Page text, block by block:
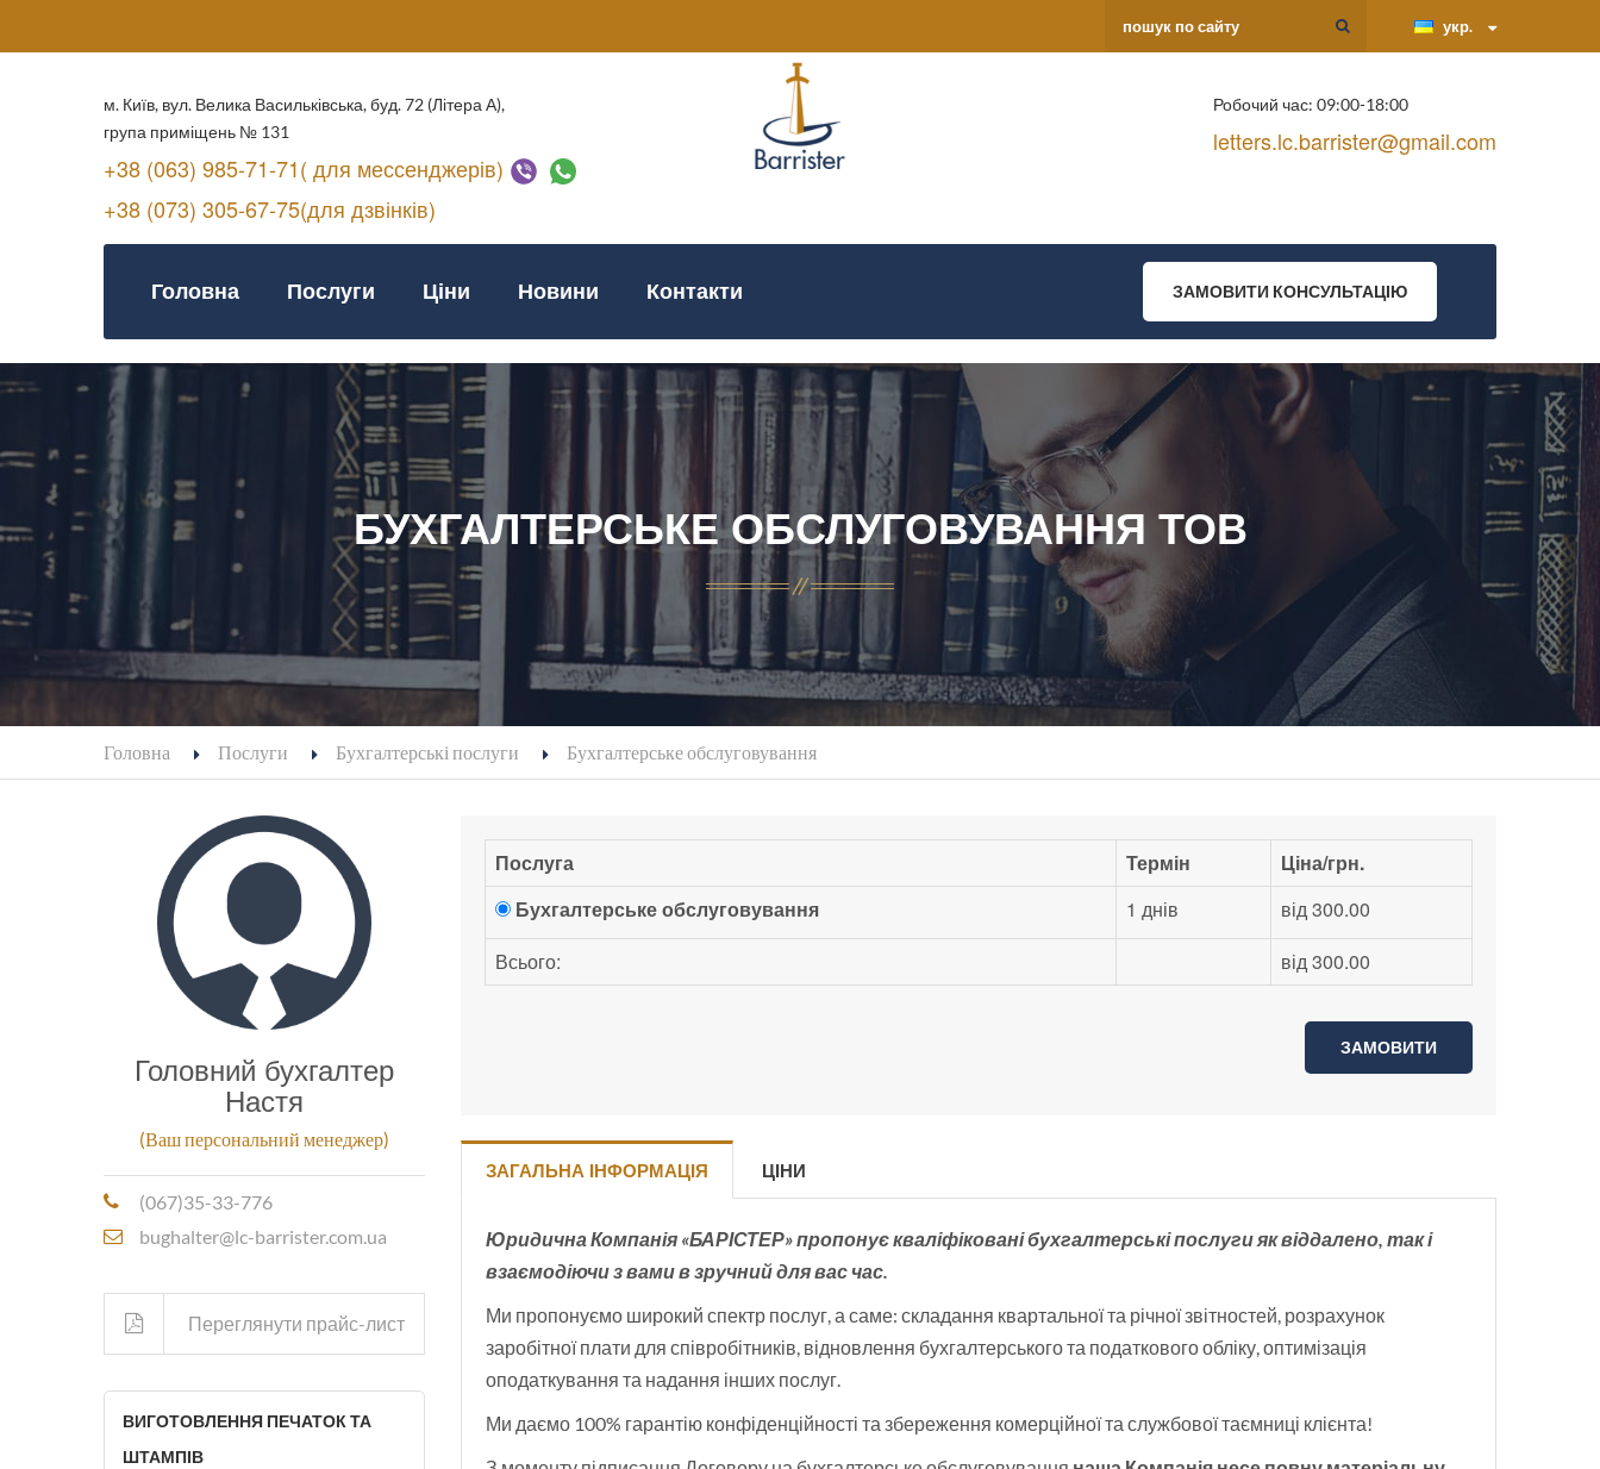
укр.
м. Київ, вул. Велика Васильківська, буд. 72 (Літера А),
група приміщень № 131
+38 (063) 985-71-71( для мессенджерів)
+38 (073) 305-67-75(для дзвінків)
Робочий час: 09:00-18:00
letters.lc.barrister@gmail.com
Головна Послуги Ціни Новини Контакти ЗАМОВИТИ КОНСУЛЬТАЦІЮ
БУХГАЛТЕРСЬКЕ ОБСЛУГОВУВАННЯ ТОВ
Головна Послуги Бухгалтерські послуги Бухгалтерське обслуговування
Головний бухгалтер
Настя
(Ваш персональний менеджер)
(067)35-33-776
bughalter@lc-barrister.com.ua
Переглянути прайс-лист
ВИГОТОВЛЕННЯ ПЕЧАТОК ТА
ШТАМПІВ
Послуга Термін
Ціна/грн.
Бухгалтерське обслуговування
1 днів
від 300.00
Всього:
від 300.00
ЗАГАЛЬНА ІНФОРМАЦІЯ ЦІНИ
Юридична Компанія «БАРІСТЕР» пропонує кваліфіковані бухгалтерські послуги як віддалено, так і
взаємодіючи з вами в зручний для вас час.
Ми пропонуємо широкий спектр послуг, а саме: складання квартальної та річної звітностей, розрахунок
заробітної плати для співробітників, відновлення бухгалтерського та податкового обліку, оптимізація
оподаткування та надання інших послуг.
Ми даємо 100% гарантію конфіденційності та збереження комерційної та службової таємниці клієнта!